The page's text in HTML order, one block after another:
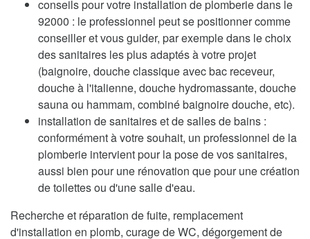
conseils pour votre installation de plomberie dans le
92000 : le professionnel peut se positionner comme
conseiller et vous guider, par exemple dans le choix
des sanitaires les plus adaptés à votre projet
(baignoire, douche classique avec bac receveur,
douche à l'italienne, douche hydromassante, douche
sauna ou hammam, combiné baignoire douche, etc).
installation de sanitaires et de salles de bains :
conformément à votre souhait, un professionnel de la
plomberie intervient pour la pose de vos sanitaires,
aussi bien pour une rénovation que pour une création
de toilettes ou d'une salle d'eau.
Recherche et réparation de fuite, remplacement
d'installation en plomb, curage de WC, dégorgement de